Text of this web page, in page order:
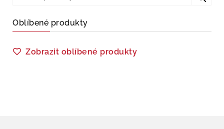
Oblíbené produkty
Zobrazit oblíbené produkty